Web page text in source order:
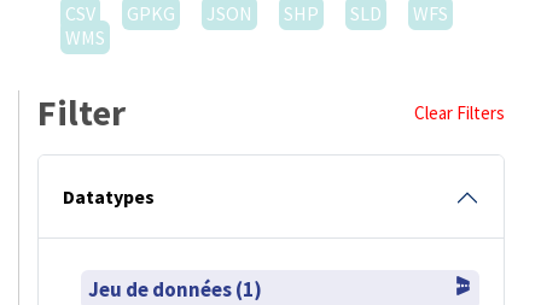
CSV
GPKG JSON SHP SLD
WFS
WMS
Filter Clear Filters
Datatypes
Jeu de données (1)